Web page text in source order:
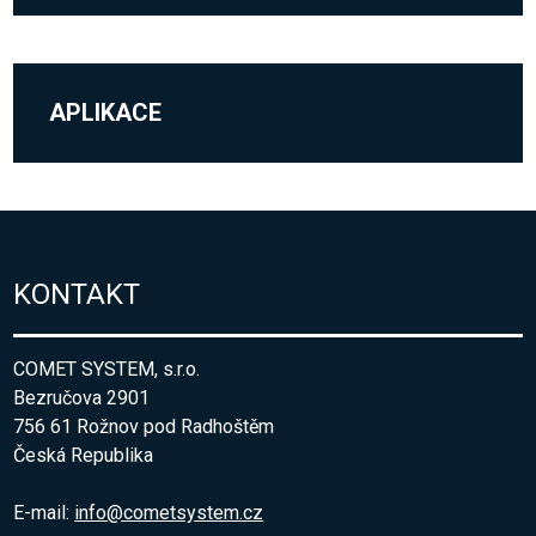
APLIKACE
KONTAKT
COMET SYSTEM, s.r.o.
Bezručova 2901
756 61 Rožnov pod Radhoštěm
Česká Republika
E-mail: info@cometsystem.cz